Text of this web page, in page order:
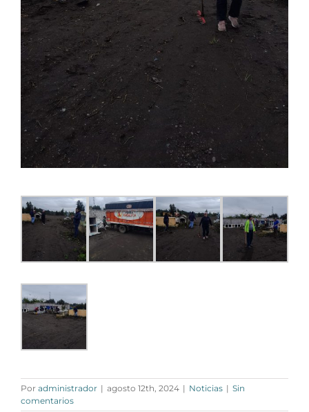
Por administrador | agosto 12th, 2024 | Noticias | Sin
comentarios